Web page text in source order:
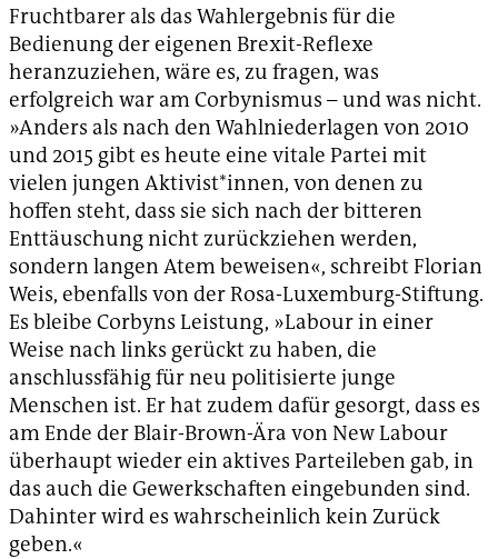
Fruchtbarer als das Wahlergebnis für die
Bedienung der eigenen Brexit-Reflexe
heranzuziehen, wäre es, zu fragen, was
erfolgreich war am Corbynismus – und was nicht.
»Anders als nach den Wahlniederlagen von 2010
und 2015 gibt es heute eine vitale Partei mit
vielen jungen Aktivist*innen, von denen zu
hoffen steht, dass sie sich nach der bitteren
Enttäuschung nicht zurückziehen werden,
sondern langen Atem beweisen«, schreibt Florian
Weis, ebenfalls von der Rosa-Luxemburg-Stiftung.
Es bleibe Corbyns Leistung, »Labour in einer
Weise nach links gerückt zu haben, die
anschlussfähig für neu politisierte junge
Menschen ist. Er hat zudem dafür gesorgt, dass es
am Ende der Blair-Brown-Ära von New Labour
überhaupt wieder ein aktives Parteileben gab, in
das auch die Gewerkschaften eingebunden sind.
Dahinter wird es wahrscheinlich kein Zurück
geben.«